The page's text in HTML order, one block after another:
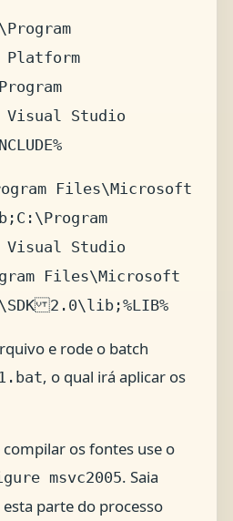
Studio
Files\Microsoft
Studio
Files\Microsoft
2.0\lib;%LIB%
e rode o batch
, o qual irá aplicar os
os fontes use o
msvc2005. Saia
parte do processo